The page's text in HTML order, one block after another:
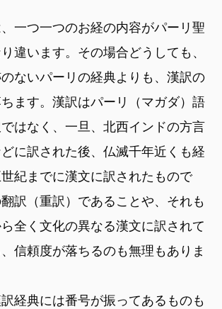
一つ一つのお経の内容がパーリ聖
違います。その場合どうしても、
ないパーリの経典よりも、漢訳の
ます。漢訳はパーリ（マガダ）語
はなく、一旦、北西インドの方言
に訳された後、仏滅千年近くも経
紀までに漢文に訳されたもので
訳（重訳）であることや、それも
全く文化の異なる漢文に訳されて
信頼度が落ちるのも無理もありま
経典には番号が振ってあるものも